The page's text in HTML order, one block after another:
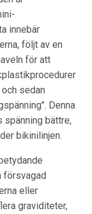
innebär
följt av en
för att
sedan
Denna
spänning bättre,
bikinilinjen.
försvagad
eller
graviditeter,